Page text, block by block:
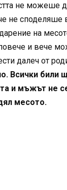
не можеше
не
на
и вече
далеч от
Всички били
и мъжът не
месото.